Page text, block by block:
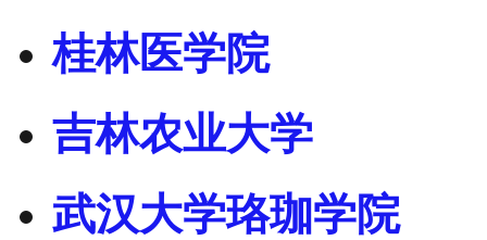
桂林医学院
吉林农业大学
武汉大学珞珈学院